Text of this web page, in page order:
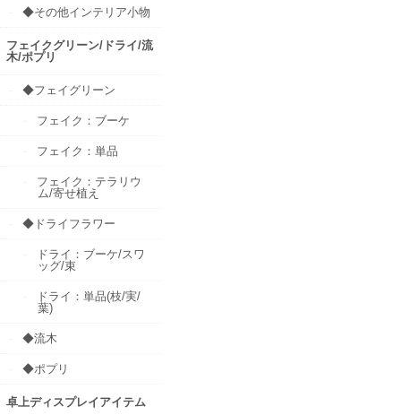
◆その他インテリア小物
フェイクグリーン/ドライ/流
木/ポプリ
◆フェイグリーン
フェイク：ブーケ
フェイク：単品
フェイク：テラリウ
ム/寄せ植え
◆ドライフラワー
ドライ：ブーケ/スワ
ッグ/束
ドライ：単品(枝/実/
葉)
◆流木
◆ポプリ
卓上ディスプレイアイテム